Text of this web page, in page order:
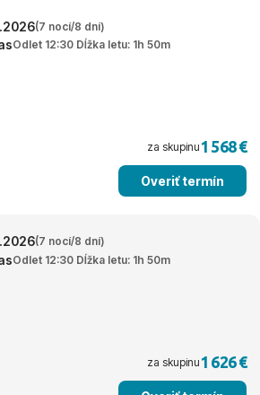
(7 nocí/8 dní)
Odlet 12:30 Dĺžka letu: 1h 50m
za skupinu1 568 €
Overiť termín
(7 nocí/8 dní)
Odlet 12:30 Dĺžka letu: 1h 50m
za skupinu1 626 €